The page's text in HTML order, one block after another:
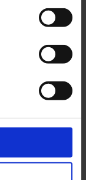
až do
vo výške